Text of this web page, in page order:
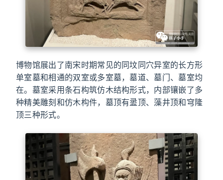
博物馆展出了南宋时期常见的同坟同穴异室的长方形
单室墓和相通的双室或多室墓，墓道、墓门、墓室均
在。墓室采用条石构筑仿木结构形式，内部镶嵌了多
种精美雕刻和仿木构件，墓顶有盝顶、藻井顶和穹隆
顶三种形式。